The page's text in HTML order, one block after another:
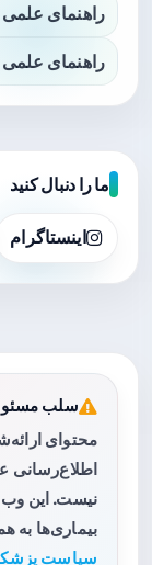
راهنمای علمی
راهنمای
ما را دنبال کنید
اینستاگرام
سلب
محتوای
نیست. این
بیماری‌ها به
سیاست